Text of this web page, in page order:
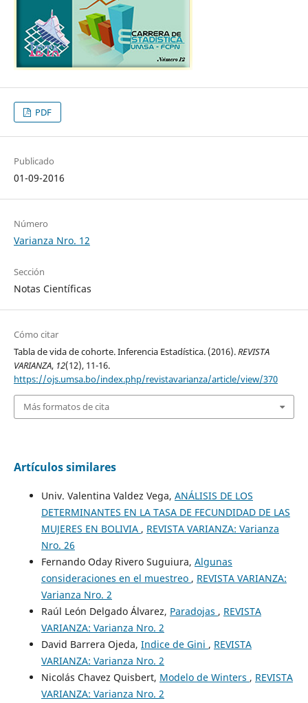
PDF
Publicado
01-09-2016
Número
Varianza Nro. 12
Sección
Notas Científicas
Cómo citar
Tabla de vida de cohorte. Inferencia Estadística. (2016).REVISTA
VARIANZA, 12(12), 11-16.
https://ojs.umsa.bo/index.php/revistavarianza/article/view/370
Más formatos de cita
Artículos similares
Univ. Valentina Valdez Vega, ANÁLISIS DE LOS
DETERMINANTES EN LA TASA DE FECUNDIDAD DE LAS
MUJERES EN BOLIVIA , REVISTA VARIANZA: Varianza
Nro. 26
Fernando Oday Rivero Suguiura, Algunas
consideraciones en el muestreo , REVISTA VARIANZA:
Varianza Nro. 2
Raúl León Delgado Álvarez, Paradojas , REVISTA
VARIANZA: Varianza Nro. 2
David Barrera Ojeda, Indice de Gini , REVISTA
VARIANZA: Varianza Nro. 2
Nicolás Chavez Quisbert, Modelo de Winters , REVISTA
VARIANZA: Varianza Nro. 2